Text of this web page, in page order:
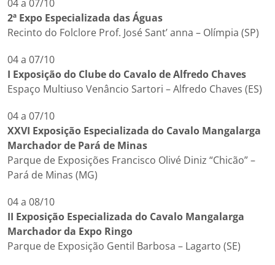
04 a 07/10
2ª Expo Especializada das Águas
Recinto do Folclore Prof. José Sant’ anna – Olímpia (SP)
04 a 07/10
I Exposição do Clube do Cavalo de Alfredo Chaves
Espaço Multiuso Venâncio Sartori – Alfredo Chaves (ES)
04 a 07/10
XXVI Exposição Especializada do Cavalo Mangalarga
Marchador de Pará de Minas
Parque de Exposições Francisco Olivé Diniz “Chicão” –
Pará de Minas (MG)
04 a 08/10
II Exposição Especializada do Cavalo Mangalarga
Marchador da Expo Ringo
Parque de Exposição Gentil Barbosa – Lagarto (SE)